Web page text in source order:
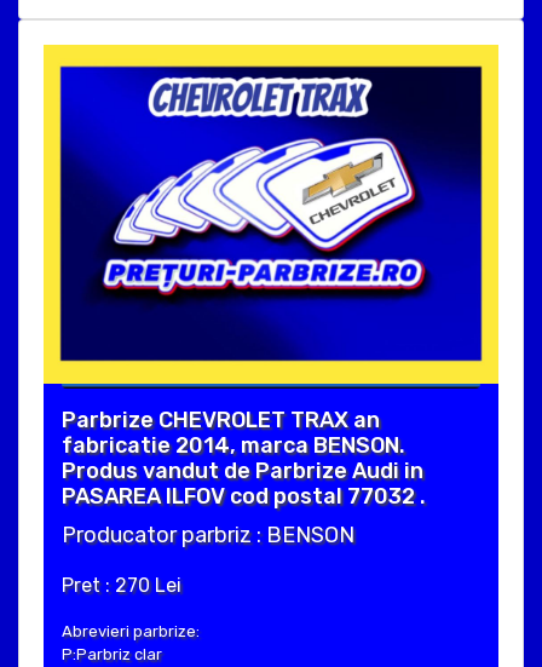
Parbrize CHEVROLET TRAX an
fabricatie 2014, marca BENSON.
Produs vandut de Parbrize Audi in
PASAREA ILFOV cod postal 77032 .
Producator parbriz : BENSON
Pret : 270 Lei
Abrevieri parbrize:
P:Parbriz clar